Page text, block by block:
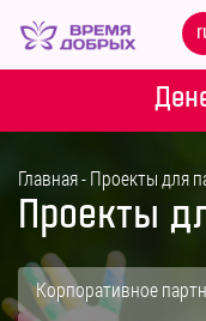
Меню
НАШИ
ДЕТИ
ПРОГРАММЫ
Главная-Проекты для
Проекты
Корпоративное